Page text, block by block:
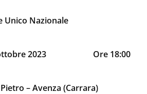
Unico Nazionale
2023 Ore 18:00
– Avenza (Carrara)